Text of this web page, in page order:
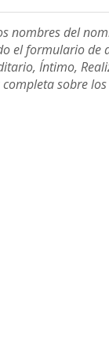
nombres del
el formulario de
Íntimo,
sobre